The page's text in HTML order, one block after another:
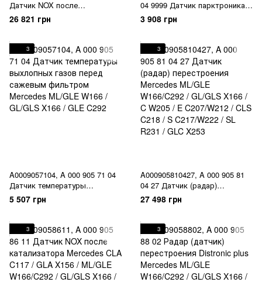
Датчик NOX после
катализатора Mercedes
ML/GLE W166/C292 / GL/GLS
X253 / V 447 / G W463
26 821 грн
04 9999 Датчик парктроника
Mercedes CLA C117 / GLA X156
/ GLE W166 / GLS X166 / A
/ CLS C218 / S C217 / W222 /
GLC X253 / GLE C292
3 908 грн
3
A0009057104, A 000 905 71 04
Датчик температуры
выхлопных газов перед
сажевым фильтром Mercedes
GLE C292
5 507 грн
3
A000905810427, A 000 905 81
04 27 Датчик (радар)
перестроения Mercedes
ML/GLE W166/C292 / GL/GLS
CLS C218 / S C217/W222 / SL
R231 / GLC X253
27 498 грн
3 3